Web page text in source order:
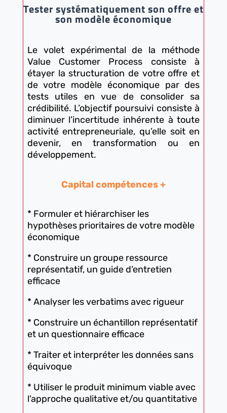
Tester systématiquement son offre et
son modèle économique
Le volet expérimental de la méthode
Value Customer Process consiste à
étayer la structuration de votre offre et
de votre modèle économique par des
tests utiles en vue de consolider sa
crédibilité. L’objectif poursuivi consiste à
diminuer l’incertitude inhérente à toute
activité entrepreneuriale, qu’elle soit en
devenir, en transformation ou en
développement.
Capital compétences +
* Formuler et hiérarchiser les
hypothèses prioritaires de votre modèle
économique
* Construire un groupe ressource
représentatif, un guide d’entretien
efficace
* Analyser les verbatims avec rigueur
* Construire un échantillon représentatif
et un questionnaire efficace
* Traiter et interpréter les données sans
équivoque
* Utiliser le produit minimum viable avec
l’approche qualitative et/ou quantitative